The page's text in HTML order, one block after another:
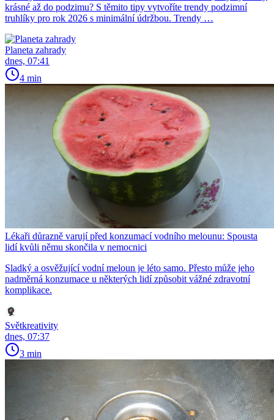
krásné až do podzimu? S těmito tipy vytvoříte trendy podzimní
truhlíky pro rok 2026 s minimální údržbou. Trendy …
Planeta zahrady
dnes, 07:41
4 min
Lékaři důrazně varují před konzumací vodního melounu: Spousta
lidí kvůli němu skončila v nemocnici
Sladký a osvěžující vodní meloun je léto samo. Přesto může jeho
nadměrná konzumace u některých lidí způsobit vážné zdravotní
komplikace.
Světkreativity
dnes, 07:37
3 min